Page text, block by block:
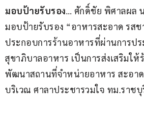
มอบป้ายรับรอง… ศักดิ์ชัย พิศาลผล
มอบป้ายรับรอง “อาหารสะอาด รส
ประกอบการร้านอาหารที่ผ่านการป
สุขาภิบาลอาหาร เป็นการส่งเสริมใ
พัฒนาสถานที่จำหน่ายอาหาร สะอา
บริเวณ ศาลาประชารวมใจ ทม.ราชบุ